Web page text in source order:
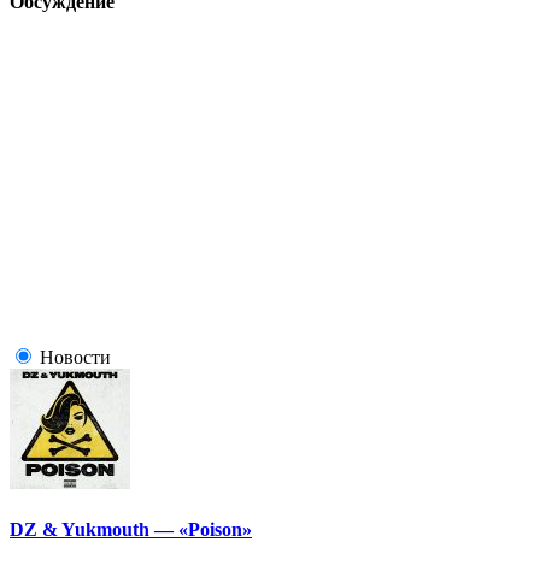
Новости
DZ & Yukmouth — «Poison»